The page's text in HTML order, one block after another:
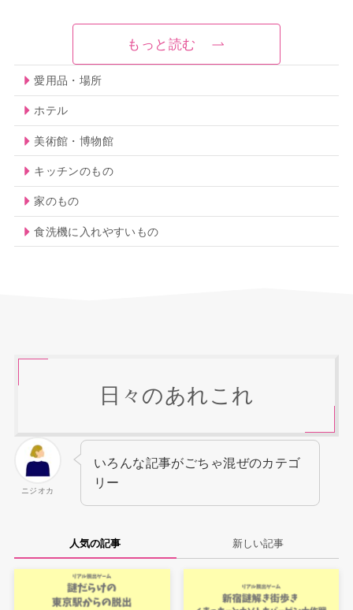
もっと読む
愛用品・場所
ホテル
美術館・博物館
キッチンのもの
家のもの
食洗機に入れやすいもの
日々のあれこれ
ニジオカ
いろんな記事がごちゃ混ぜのカテゴ
リー
人気の記事 新しい記事